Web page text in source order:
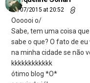
27/07/2015 at 20:52
Oooooi o/
Sabe, tem uma coisa
sabe o que? O fato de
na minha cidade se não
kkkkkkkkkkkk
ótimo blog *O*